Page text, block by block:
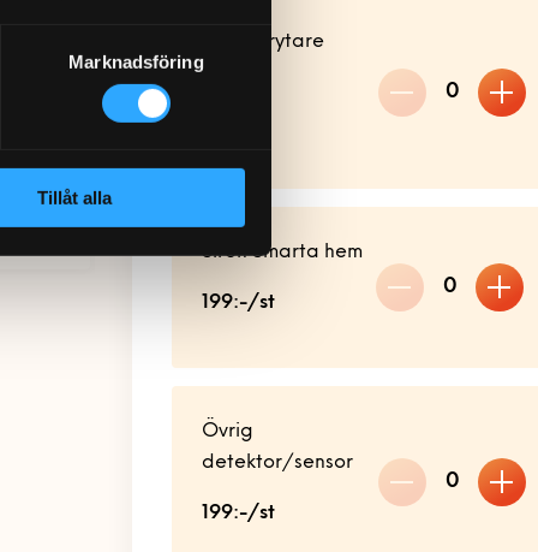
Marknadsföring
Tillåt alla
Strömbrytare
extern
0
Siren Smarta hem
199:-/st
0
Övrig
detektor/sensor
199:-/st
0